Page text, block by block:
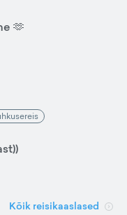
🫶
Kõik reisikaaslased